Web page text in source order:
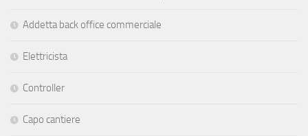
Addetta back office commerciale
Elettricista
Controller
Capo cantiere